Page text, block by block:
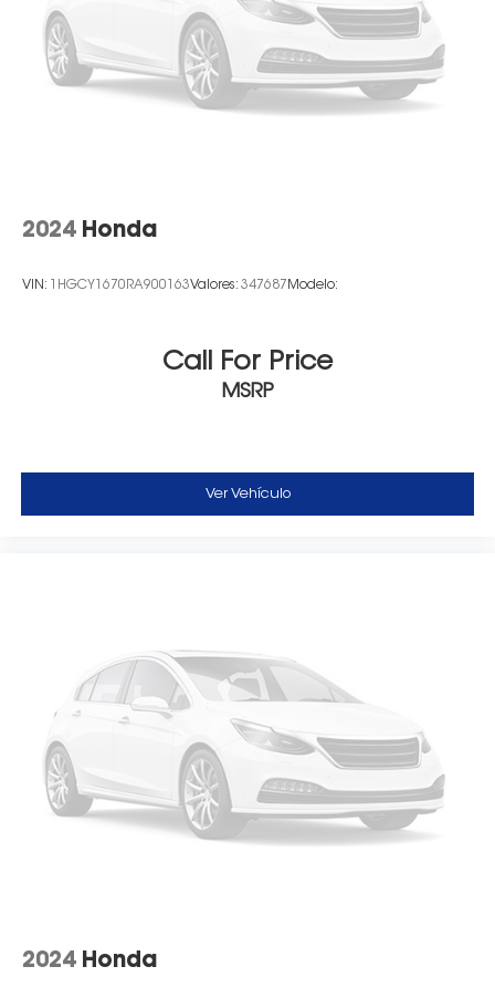
2024 Honda
VIN: 1HGCY1670RA900163Valores: 347687 Modelo:
Call For Price
MSRP
Ver Vehículo
2024 Honda